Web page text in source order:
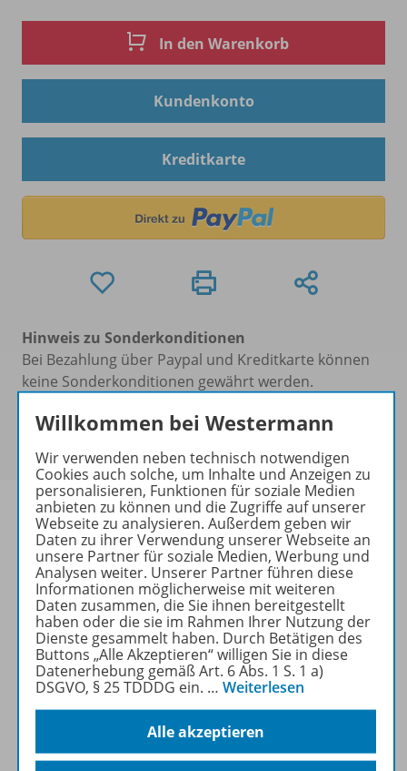
In den Warenkorb
Kundenkonto
Kreditkarte
Hinweis zu Sonderkonditionen
Bei Bezahlung über Paypal und Kreditkarte können
keine Sonderkonditionen gewährt werden.
Um den für Sie gültigen Preis zu sehen,melden Sie
Informationen
Beschreibung
Weitere Inhalte der Ausgabe
Willkommen bei Westermann
Wir verwenden neben technisch notwendigen
Cookies auch solche, um Inhalte und Anzeigen zu
personalisieren, Funktionen für soziale Medien
anbieten zu können und die Zugriffe auf unserer
Webseite zu analysieren. Außerdem geben wir
Daten zu ihrer Verwendung unserer Webseite an
unsere Partner für soziale Medien, Werbung und
Analysen weiter. Unserer Partner führen diese
Informationen möglicherweise mit weiteren
Daten zusammen, die Sie ihnen bereitgestellt
haben oder die sie im Rahmen Ihrer Nutzung der
Dienste gesammelt haben. Durch Betätigen des
Buttons „Alle Akzeptieren“ willigen Sie in diese
Datenerhebung gemäß Art. 6 Abs. 1 S. 1 a)
DSGVO, § 25 TDDDG ein. … Weiterlesen
Alle akzeptieren